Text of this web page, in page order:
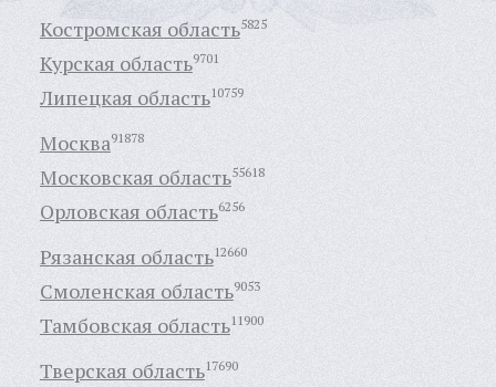
Костромская область5825
Курская область9701
Липецкая область10759
Москва91878
Московская область55618
Орловская область6256
Рязанская область12660
Смоленская область9053
Тамбовская область11900
Тверская область17690